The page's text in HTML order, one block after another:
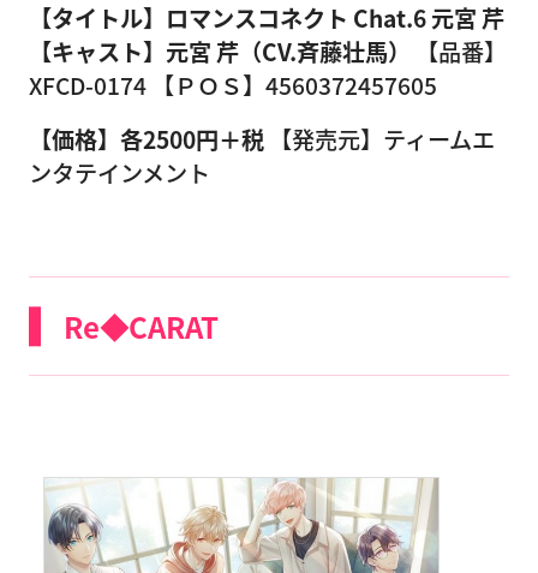
【タイトル】ロマンスコネクト Chat.6 元宮 芹
【キャスト】元宮 芹（CV.斉藤壮馬）
【品番】
XFCD-0174 【ＰＯＳ】4560372457605
【価格】各2500円＋税 【発売元】ティームエ
ンタテインメント
Re◆CARAT